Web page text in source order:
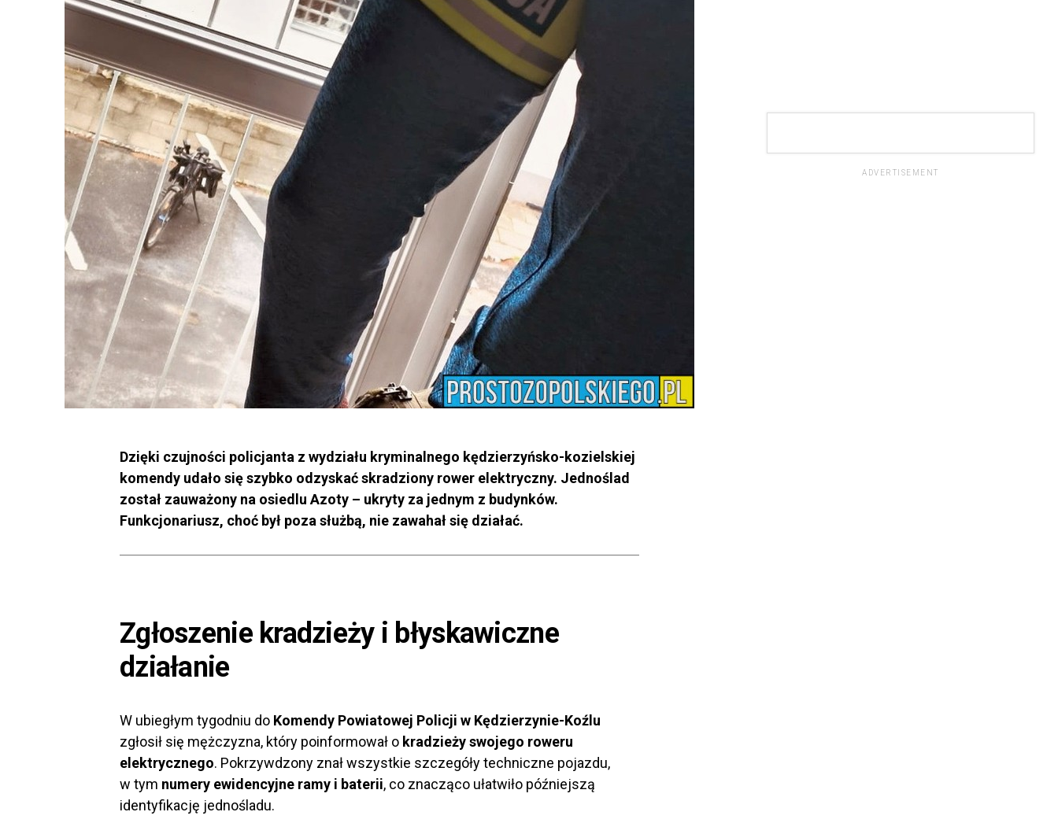
Dzięki czujności policjanta z wydziału kryminalnego kędzierzyńsko-kozielskiej
komendy udało się szybko odzyskać skradziony rower elektryczny. Jednoślad
został zauważony na osiedlu Azoty – ukryty za jednym z budynków.
Funkcjonariusz, choć był poza służbą, nie zawahał się działać.
Zgłoszenie kradzieży i błyskawiczne
działanie
W ubiegłym tygodniu do Komendy Powiatowej Policji w Kędzierzynie-Koźlu
zgłosił się mężczyzna, który poinformował o kradzieży swojego roweru
elektrycznego. Pokrzywdzony znał wszystkie szczegóły techniczne pojazdu,
w tym numery ewidencyjne ramy i baterii, co znacząco ułatwiło późniejszą
identyfikację jednośladu.
ADVERTISEMENT